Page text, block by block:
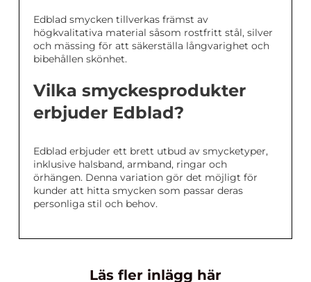
Edblad smycken tillverkas främst av
högkvalitativa material såsom rostfritt stål, silver
och mässing för att säkerställa långvarighet och
bibehållen skönhet.
Vilka smyckesprodukter
erbjuder Edblad?
Edblad erbjuder ett brett utbud av smycketyper,
inklusive halsband, armband, ringar och
örhängen. Denna variation gör det möjligt för
kunder att hitta smycken som passar deras
personliga stil och behov.
Läs fler inlägg här